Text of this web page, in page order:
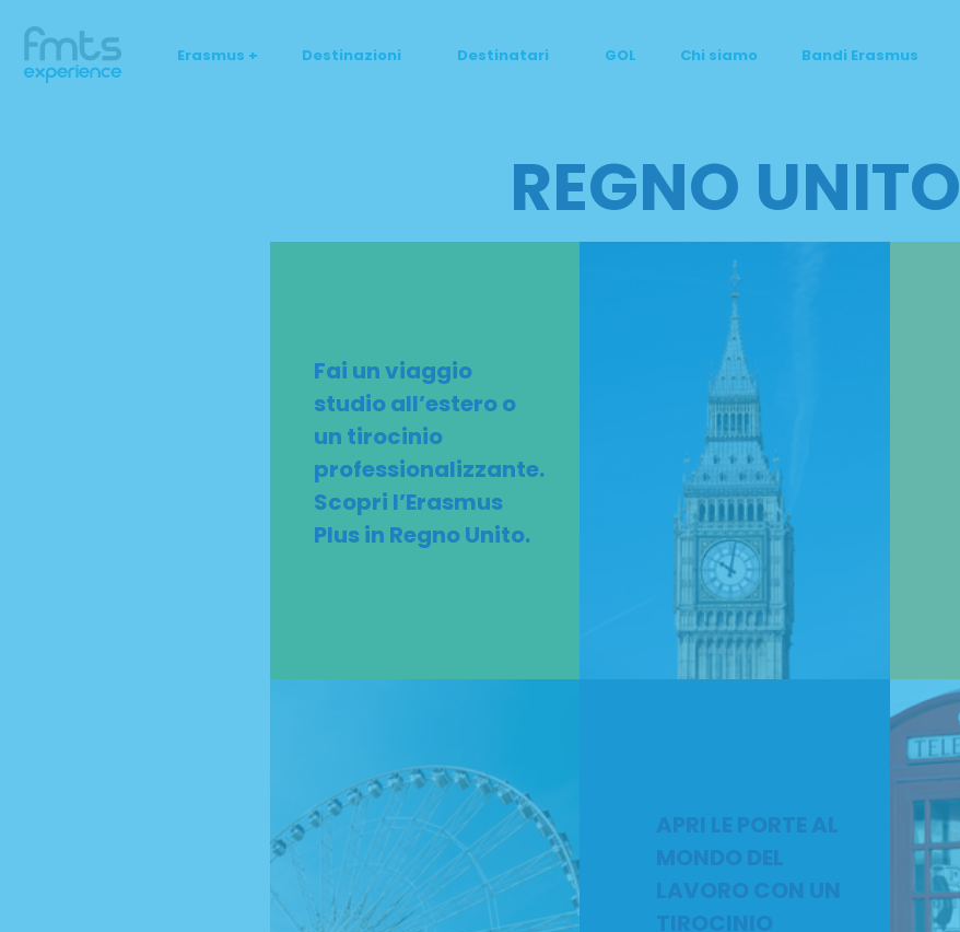
Erasmus + Destinazioni Destinatari GOL Chi siamo Bandi Erasmus
REGNO UNITO
Fai un viaggio
studio all’estero o
un tirocinio
professionalizzante.
Scopri l’Erasmus
Plus in Regno Unito.